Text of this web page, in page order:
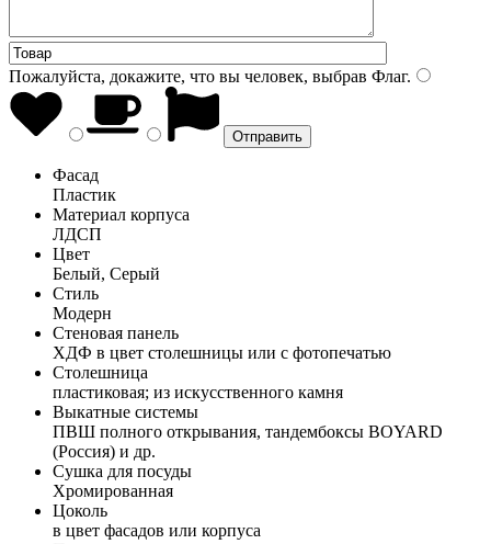
Пожалуйста, докажите, что вы человек, выбрав Флаг.
Фасад
Пластик
Материал корпуса
ЛДСП
Цвет
Белый, Серый
Стиль
Модерн
Стеновая панель
ХДФ в цвет столешницы или с фотопечатью
Столешница
пластиковая; из искусственного камня
Выкатные системы
ПВШ полного открывания, тандембоксы BOYARD
(Россия) и др.
Сушка для посуды
Хромированная
Цоколь
в цвет фасадов или корпуса